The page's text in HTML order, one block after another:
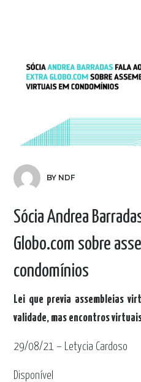
BY NDF
Sócia Andrea
Globo.com sobre
condomínios
Lei que previa assembleias
validade, mas encontros
29/08/21 – Letycia Cardoso